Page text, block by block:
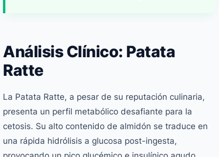
Análisis Clínico: Patata
Ratte
La Patata Ratte, a pesar de su reputación culinaria,
presenta un perfil metabólico desafiante para la
cetosis. Su alto contenido de almidón se traduce en
una rápida hidrólisis a glucosa post-ingesta,